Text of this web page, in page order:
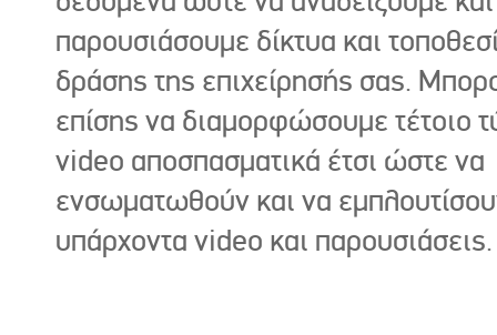
παρουσιάσουμε δίκτυα και
δράσης της επιχείρησής σας.
επίσης να διαμορφώσουμε τέτοιο
video αποσπασματικά έτσι ώστε να
ενσωματωθούν και να
υπάρχοντα video και παρουσιάσεις.